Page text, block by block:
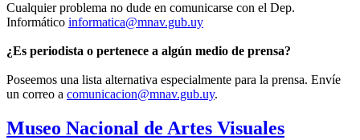
Cualquier problema no dude en comunicarse con el Dep.
Informático informatica@mnav.gub.uy
¿Es periodista o pertenece a algún medio de prensa?
Poseemos una lista alternativa especialmente para la prensa. Envíe
un correo a comunicacion@mnav.gub.uy.
Museo Nacional de Artes Visuales